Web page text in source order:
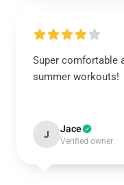
Super comfortable
summer workouts!
J Jace
Verified owner